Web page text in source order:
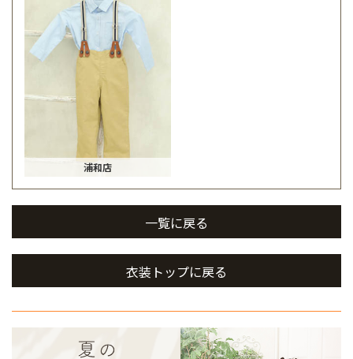
浦和店
一覧に戻る
衣装トップに戻る